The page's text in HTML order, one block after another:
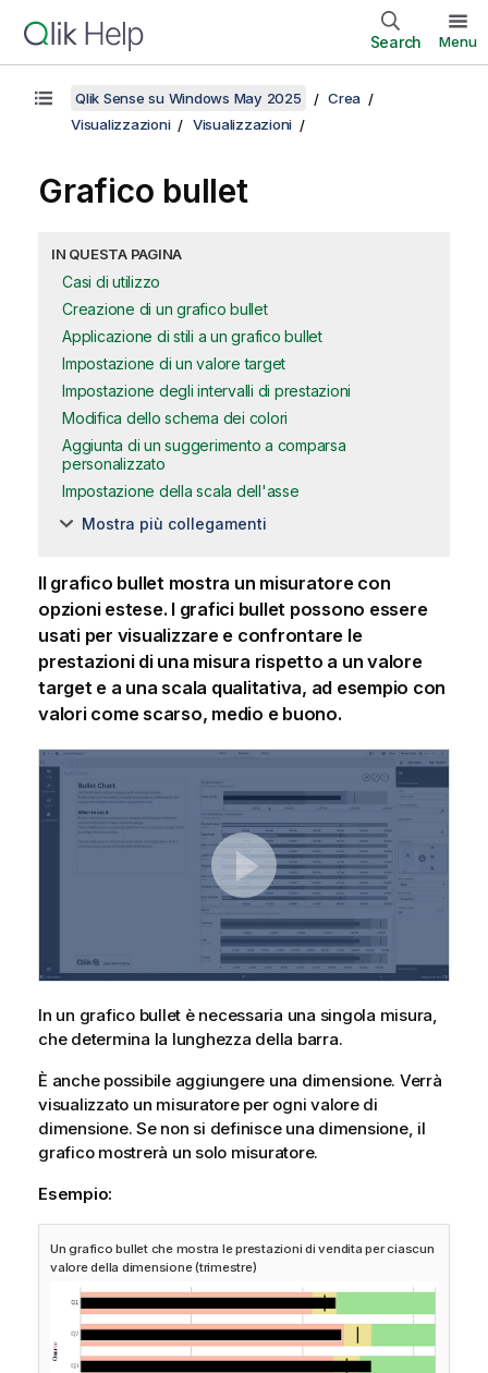
Search Menu
Qlik Sense su Windows May 2025
Crea
Visualizzazioni
Visualizzazioni
Grafico bullet
IN QUESTA PAGINA
Casi di utilizzo
Creazione di un grafico bullet
Applicazione di stili a un grafico bullet
Impostazione di un valore target
Impostazione degli intervalli di prestazioni
Modifica dello schema dei colori
Aggiunta di un suggerimento a comparsa
personalizzato
Impostazione della scala dell'asse
Mostra più collegamenti
Il grafico bullet mostra un misuratore con
opzioni estese. I grafici bullet possono essere
usati per visualizzare e confrontare le
prestazioni di una misura rispetto a un valore
target e a una scala qualitativa, ad esempio con
valori come scarso, medio e buono.
In un grafico bullet è necessaria una singola misura,
che determina la lunghezza della barra.
È anche possibile aggiungere una dimensione. Verrà
visualizzato un misuratore per ogni valore di
dimensione. Se non si definisce una dimensione, il
grafico mostrerà un solo misuratore.
Esempio:
Un grafico bullet che mostra le prestazioni di vendita per ciascun
valore della dimensione (trimestre)